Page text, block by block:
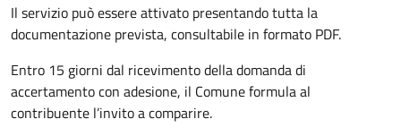
Il servizio può essere attivato presentando tutta la
documentazione prevista, consultabile in formato PDF.
Entro 15 giorni dal ricevimento della domanda di
accertamento con adesione, il Comune formula al
contribuente l’invito a comparire.